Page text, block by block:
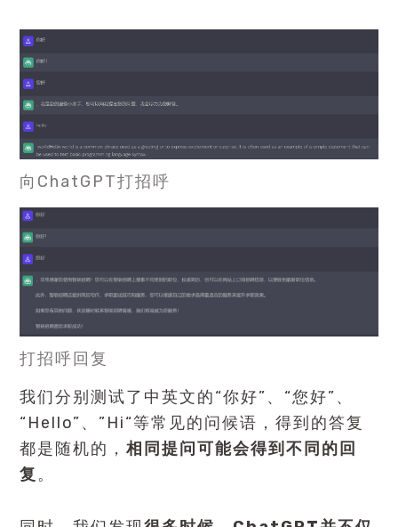
向ChatGPT打招呼
打招呼回复
我们分别测试了中英文的“你好”、“您好”、
“Hello”、”Hi“等常见的问候语，得到的答复
都是随机的，相同提问可能会得到不同的回
复。